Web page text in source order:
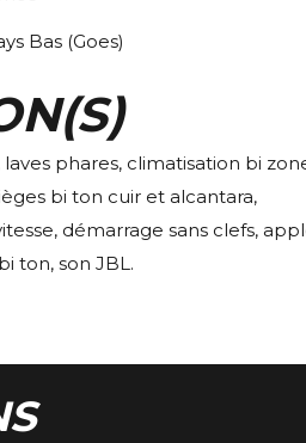
Bas (Goes)
phares, climatisation bi
bi ton cuir et alcantara,
démarrage sans clefs,
ton, son JBL.